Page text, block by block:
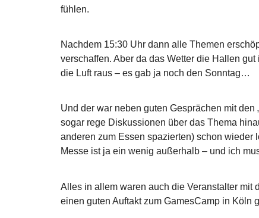
fühlen.
Nachdem 15:30 Uhr dann alle Themen
verschaffen. Aber da das Wetter die Hallen
die Luft raus – es gab ja noch den Sonntag…
Und der war neben guten Gesprächen mit
sogar rege Diskussionen über das Thema
anderen zum Essen spazierten) schon
Messe ist ja ein wenig außerhalb – und ich
Alles in allem waren auch die Veranstalter mit
einen guten Auftakt zum GamesCamp in Köln